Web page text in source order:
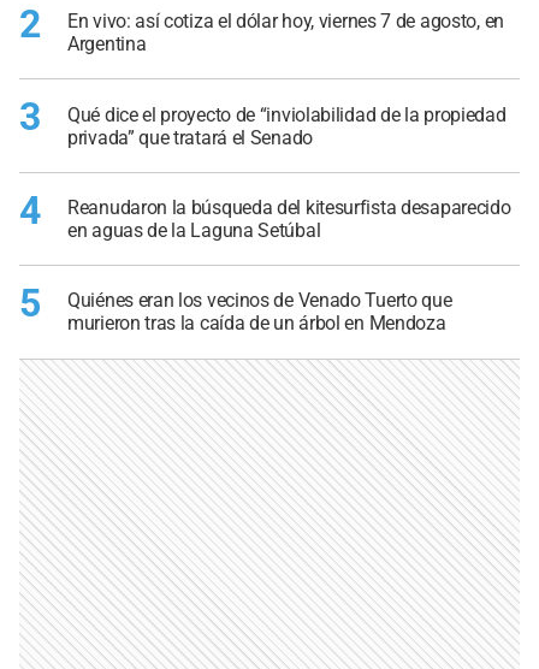
2
En vivo: así cotiza el dólar hoy, viernes 7 de agosto, en
Argentina
3
Qué dice el proyecto de “inviolabilidad de la propiedad
privada” que tratará el Senado
4
Reanudaron la búsqueda del kitesurfista desaparecido
en aguas de la Laguna Setúbal
5
Quiénes eran los vecinos de Venado Tuerto que
murieron tras la caída de un árbol en Mendoza